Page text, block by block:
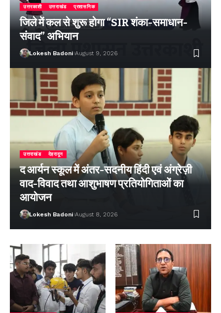
उत्तरकाशी उत्तराखंड प्रशासनिक
जिले में कल से शुरू होगा “SIR शंका-समाधान-
संवाद” अभियान
Lokesh Badoni August 9, 2026
उत्तराखंड देहरादून
द आर्यन स्कूल में अंतर-सदनीय हिंदी एवं अंग्रेज़ी
वाद-विवाद तथा आशुभाषण प्रतियोगिताओं का
आयोजन
Lokesh Badoni August 8, 2026